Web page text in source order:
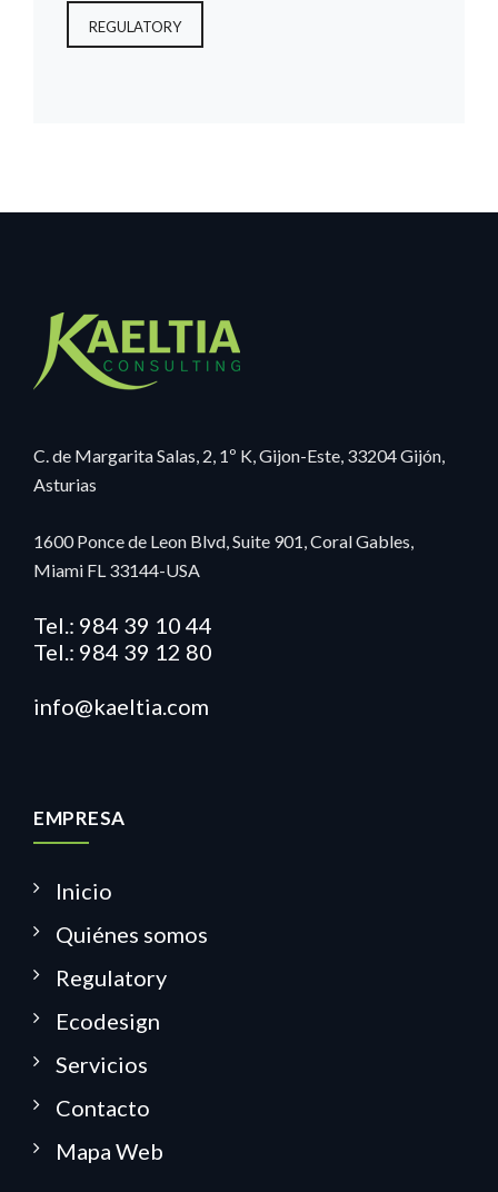
REGULATORY
C. de Margarita Salas, 2, 1º K, Gijon-Este, 33204 Gijón,
Asturias
1600 Ponce de Leon Blvd, Suite 901, Coral Gables,
Miami FL 33144-USA
Tel.: 984 39 10 44
Tel.: 984 39 12 80
info@kaeltia.com
EMPRESA
Inicio
Quiénes somos
Regulatory
Ecodesign
Servicios
Contacto
Mapa Web